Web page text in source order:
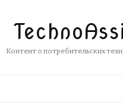
Контент о потребительских